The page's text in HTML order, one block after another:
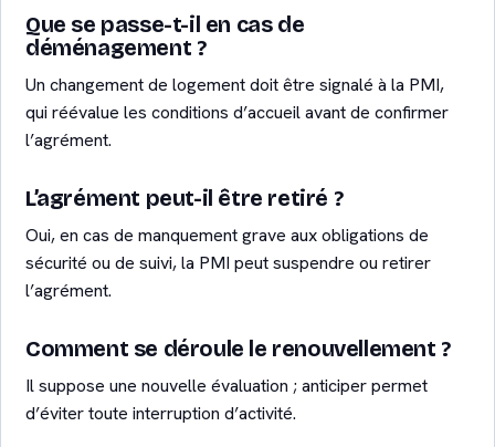
Que se passe-t-il en cas de
déménagement ?
Un changement de logement doit être signalé à la PMI,
qui réévalue les conditions d’accueil avant de confirmer
l’agrément.
L’agrément peut-il être retiré ?
Oui, en cas de manquement grave aux obligations de
sécurité ou de suivi, la PMI peut suspendre ou retirer
l’agrément.
Comment se déroule le renouvellement ?
Il suppose une nouvelle évaluation ; anticiper permet
d’éviter toute interruption d’activité.